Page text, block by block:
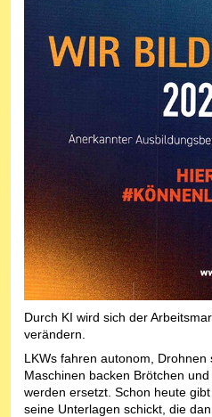
Durch KI wird sich der
verändern.
LKWs fahren autonom, Drohnen
Maschinen backen Brötchen
werden ersetzt. Schon heute
seine Unterlagen schickt, die